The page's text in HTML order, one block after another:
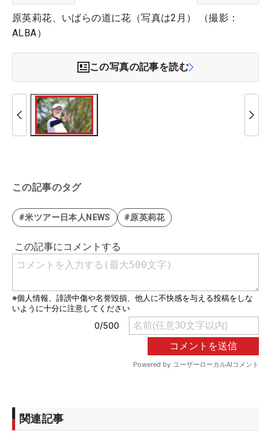
原英莉花、いばらの道に花（写真は2月） （撮影：
ALBA）
この写真の記事を読む
この記事のタグ
#米ツアー日本人NEWS #原英莉花
関連記事